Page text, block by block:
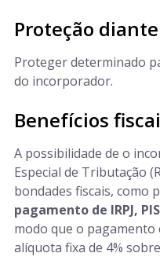
Proteção
Proteger determinado
do incorporador.
Benefícios
A possibilidade de o
Especial de Tributação
bondades fiscais, como
pagamento de IRPJ,
modo que o
alíquota fixa de 4%